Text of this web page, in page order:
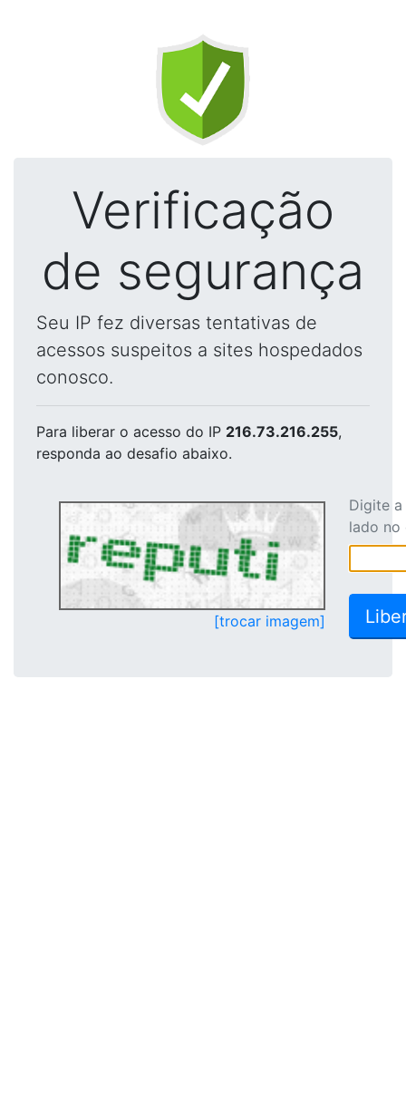
Verificação
de segurança
Seu IP fez diversas tentativas de
acessos suspeitos a sites hospedados
conosco.
Para liberar o acesso do IP 216.73.216.255,
responda ao desafio abaixo.
[trocar imagem]
Digite
lado no